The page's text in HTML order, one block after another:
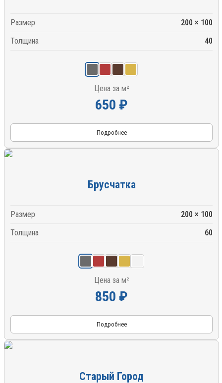
Размер
200 × 100
Толщина
40
Цена за м²
650 ₽
Подробнее
Брусчатка
Размер
200 × 100
Толщина
60
Цена за м²
850 ₽
Подробнее
Старый Город